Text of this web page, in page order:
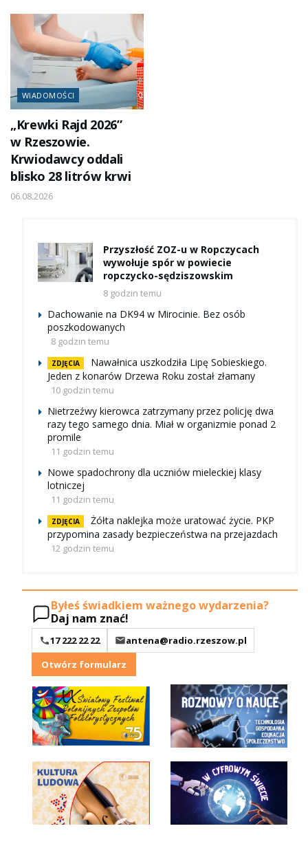
WIADOMOŚCI
„Krewki Rajd 2026”
w Rzeszowie.
Krwiodawcy oddali
blisko 28 litrów krwi
06.08.2026
Przyszłość ZOZ-u w Ropczycach
wywołuje spór w powiecie
ropczycko-sędziszowskim
8 godzin temu
Dachowanie na DK94 w Mirocinie. Bez osób
poszkodowanych
8 godzin temu
ZDJĘCIA
Nawałnica uszkodziła Lipę Sobieskiego.
Jeden z konarów Drzewa Roku został złamany
10 godzin temu
Nietrzeźwy kierowca zatrzymany przez policję dwa
razy tego samego dnia. Miał w organizmie ponad 2
promile
11 godzin temu
Nowe spadochrony dla uczniów mieleckiej klasy
lotniczej
11 godzin temu
ZDJĘCIA
Żółta naklejka może uratować życie. PKP
przypomina zasady bezpieczeństwa na przejazdach
12 godzin temu
Byłeś świadkiem ważnego wydarzenia?
Daj nam znać!
17 222 22 22
antena@radio.rzeszow.pl
Otwórz formularz